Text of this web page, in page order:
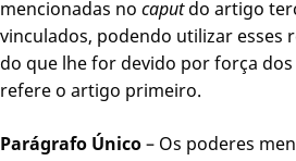
mencionadas no caputdo artigo
vinculados, podendo utilizar esses
do que lhe for devido por força
refere o artigo primeiro.
Parágrafo Único– Os poderes